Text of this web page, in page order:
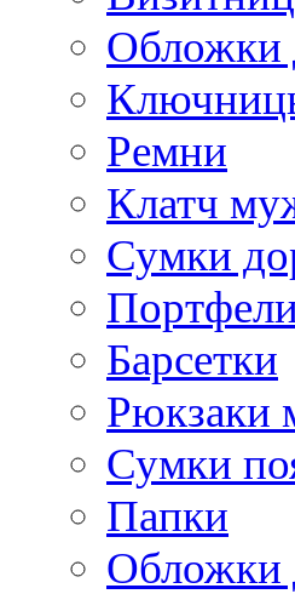
Обложки
Ремни
Клатч
Сумки
Барсетки
Рюкзаки
Сумки
Папки
Обложки